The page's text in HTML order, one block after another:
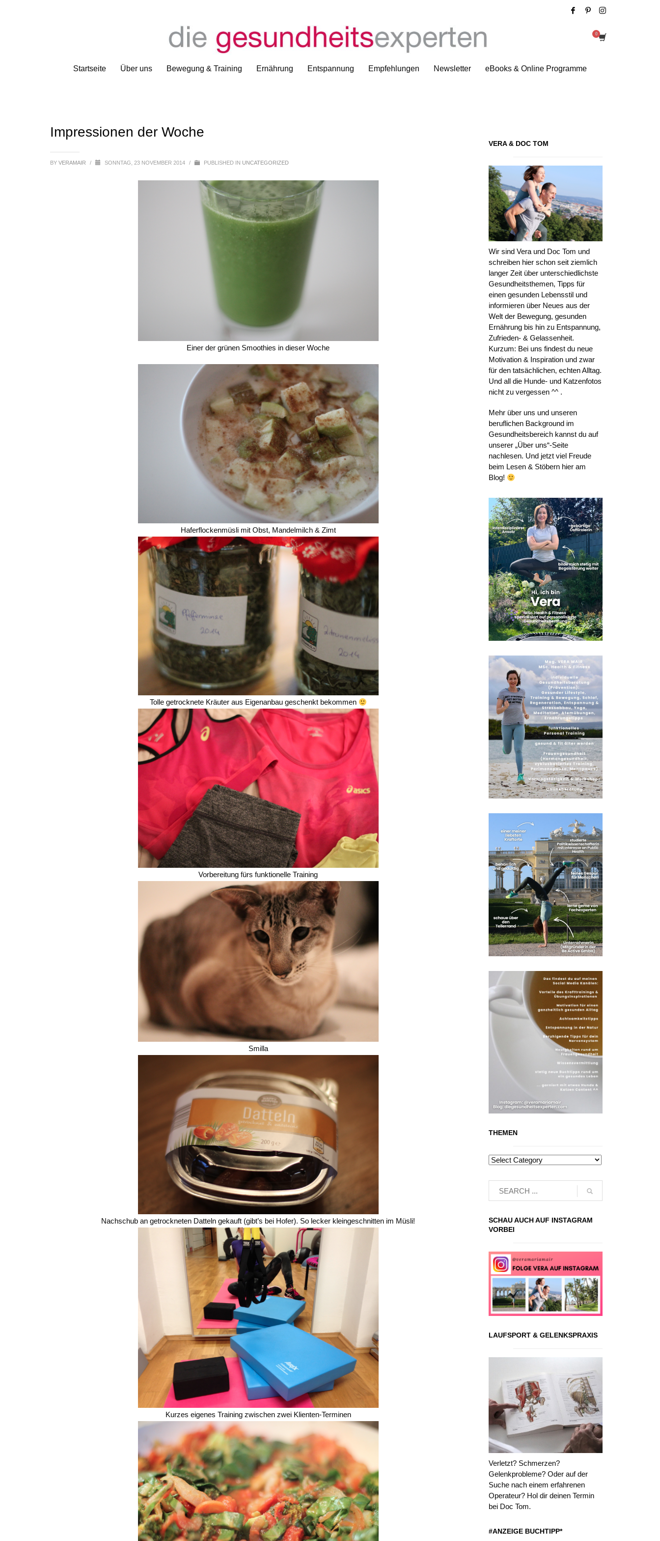
Startseite Über uns Bewegung & Training Ernährung Entspannung Empfehlungen Newsletter eBooks & Online Programme
Impressionen der Woche
Impressionen der Woche
BY VERAMAIR / SONNTAG, 23 NOVEMBER 2014 / PUBLISHED IN UNCATEGORIZED
Einer der grünen Smoothies in dieser Woche
Haferflockenmüsli mit Obst, Mandelmilch & Zimt
Tolle getrocknete Kräuter aus Eigenanbau geschenkt bekommen
Vorbereitung fürs funktionelle Training
Smilla
Nachschub an getrockneten Datteln gekauft (gibt’s bei Hofer). So lecker kleingeschnitten im Müsli!
Kurzes eigenes Training zwischen zwei Klienten-Terminen
VERA & DOC TOM
Wir sind Vera und Doc Tom und
schreiben hier schon seit ziemlich
langer Zeit über unterschiedlichste
Gesundheitsthemen, Tipps für
einen gesunden Lebensstil und
informieren über Neues aus der
Welt der Bewegung, gesunden
Ernährung bis hin zu Entspannung,
Zufrieden- & Gelassenheit.
Kurzum: Bei uns findest du neue
Motivation & Inspiration und zwar
für den tatsächlichen, echten Alltag.
Und all die Hunde- und Katzenfotos
nicht zu vergessen ^^ .
Mehr über uns und unseren
beruflichen Background im
Gesundheitsbereich kannst du auf
unserer „Über uns“-Seite
nachlesen. Und jetzt viel Freude
beim Lesen & Stöbern hier am
Blog!
THEMEN
SCHAU AUCH AUF INSTAGRAM
VORBEI
LAUFSPORT & GELENKSPRAXIS
Verletzt? Schmerzen?
Gelenkprobleme? Oder auf der
Suche nach einem erfahrenen
Operateur? Hol dir deinen Termin
bei Doc Tom.
#ANZEIGE BUCHTIPP*